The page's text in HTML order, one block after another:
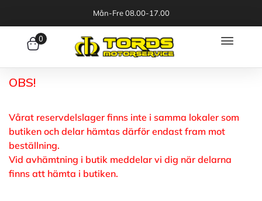
Mån-Fre 08.00-17.00
0
OBS!
Vårat reservdelslager finns inte i samma lokaler som
butiken och delar hämtas därför endast fram mot
beställning.
Vid avhämtning i butik meddelar vi dig när delarna
finns att hämta i butiken.